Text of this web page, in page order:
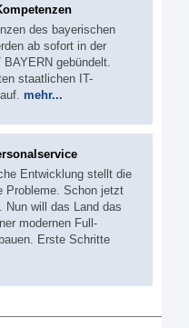
des bayerischen
ab sofort in der
gebündelt.
staatlichen IT-
mehr...
Entwicklung stellt die
Probleme. Schon jetzt
Nun will das Land das
modernen Full-
Erste Schritte